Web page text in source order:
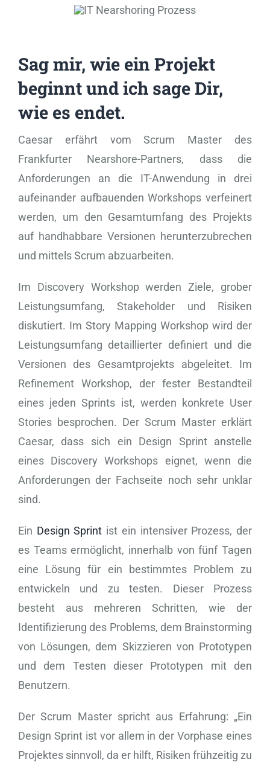
Sag mir, wie ein Projekt
beginnt und ich sage Dir,
wie es endet.
Caesar erfährt vom Scrum Master des
Frankfurter Nearshore-Partners, dass die
Anforderungen an die IT-Anwendung in drei
aufeinander aufbauenden Workshops verfeinert
werden, um den Gesamtumfang des Projekts
auf handhabbare Versionen herunterzubrechen
und mittels Scrum abzuarbeiten.
Im Discovery Workshop werden Ziele, grober
Leistungsumfang, Stakeholder und Risiken
diskutiert. Im Story Mapping Workshop wird der
Leistungsumfang detaillierter definiert und die
Versionen des Gesamtprojekts abgeleitet. Im
Refinement Workshop, der fester Bestandteil
eines jeden Sprints ist, werden konkrete User
Stories besprochen. Der Scrum Master erklärt
Caesar, dass sich ein Design Sprint anstelle
eines Discovery Workshops eignet, wenn die
Anforderungen der Fachseite noch sehr unklar
sind.
Ein Design Sprint ist ein intensiver Prozess, der
es Teams ermöglicht, innerhalb von fünf Tagen
eine Lösung für ein bestimmtes Problem zu
entwickeln und zu testen. Dieser Prozess
besteht aus mehreren Schritten, wie der
Identifizierung des Problems, dem Brainstorming
von Lösungen, dem Skizzieren von Prototypen
und dem Testen dieser Prototypen mit den
Benutzern.
Der Scrum Master spricht aus Erfahrung: „Ein
Design Sprint ist vor allem in der Vorphase eines
Projektes sinnvoll, da er hilft, Risiken frühzeitig zu